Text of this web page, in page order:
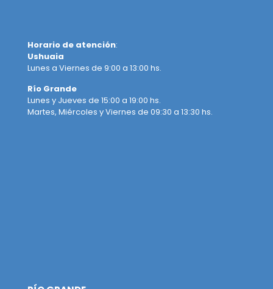
Horario de atención:
Ushuaia
Lunes a Viernes de 9:00 a 13:00 hs.
Río Grande
Lunes y Jueves de 15:00 a 19:00 hs.
Martes, Miércoles y Viernes de 09:30 a 13:30 hs.